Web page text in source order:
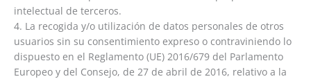
intelectual de terceros.
4. La recogida y/o utilización de datos personales de otros
usuarios sin su consentimiento expreso o contraviniendo lo
dispuesto en el Reglamento (UE) 2016/679 del Parlamento
Europeo y del Consejo, de 27 de abril de 2016, relativo a la